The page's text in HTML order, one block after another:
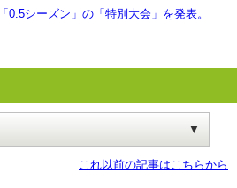
0.5シーズン」の「特別大会」を発表。
これ以前の記事はこちらから